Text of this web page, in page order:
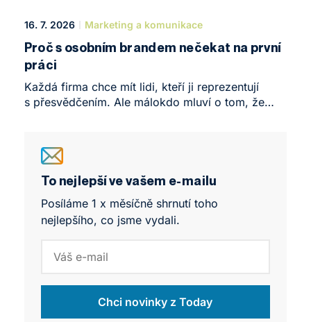
jak nastartovat kariéru nebo posunout vlastní
kdy se nároky na odborné znalosti – zejména
v oblastech, jako jsou daně, účetnictví
a podnikové finance – mění bezprecedentním
tempem. Formální vzdělání úzce spojené
přetavit ve vyšší finanční ohodnocení.
16. 7. 2026 Marketing a komunikace
Proč s osobním brandem nečekat na první
práci
Každá firma chce mít lidi, kteří ji reprezentují
s přesvědčením. Ale málokdo mluví o tom, že
na NEWTON University jsme právě tohle zkoušeli
se studenty Business Leadership Programu. A
výsledky mě překvapily.
To nejlepší ve vašem e-mailu
Posíláme 1 x měsíčně shrnutí toho
nejlepšího, co jsme vydali.
Chci novinky z Today